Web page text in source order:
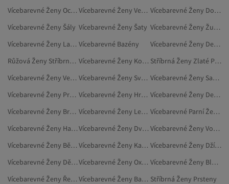
Vícebarevné Ženy Ocelové Náušnice
Vícebarevné Ženy Večerní Obuv
Vícebarevné Ženy Doplňky
Vícebarevné Ženy Šály Vícebarevné Ženy Šaty
Vícebarevné Ženy Župany
Vícebarevné Ženy Lacláče Vícebarevné Bazény
Vícebarevné Ženy Decentní Vesty
Růžová Ženy Stříbrné Prsteny
Vícebarevné Ženy Kopačky
Stříbrná Ženy Zlaté Prsteny
Vícebarevné Ženy Vesty
Vícebarevné Ženy Svetry Nadměrné Velikosti
Vícebarevné Ženy Sady Drobné Bižuterie
Vícebarevné Ženy Propínací Svetry Nadměrné Velikosti
Vícebarevné Ženy Hračky
Vícebarevné Ženy Decentní Dvoudílné Sady
Vícebarevné Ženy Brýle A Příslušenství K Brýlím
Vícebarevné Ženy Legíny Nadměrné Velikosti
Vícebarevné Parní Žehlička
Vícebarevné Ženy Halenky Nadměrné Velikosti
Vícebarevné Ženy Dvoudílné Sady
Vícebarevné Ženy Volné Propínací Svetry
Vícebarevné Ženy Běžecká Obuv
Vícebarevné Ženy Kabelky
Vícebarevné Ženy Džíny
Vícebarevné Ženy Dětské Potřeby
Vícebarevné Ženy Oxfordky
Vícebarevné Ženy Blejzry
Vícebarevné Ženy Řetízky Na Nohu
Vícebarevné Ženy Bačkory Stříbrná Ženy Prsteny